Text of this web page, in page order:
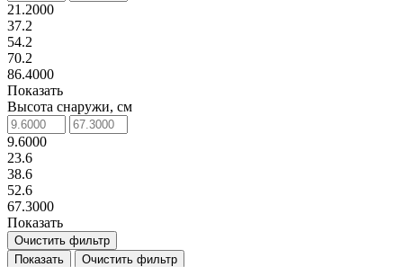
21.2000
37.2
54.2
70.2
86.4000
Показать
Высота снаружи, см
9.6000
23.6
38.6
52.6
67.3000
Показать
Очистить фильтр
Показать
Очистить фильтр